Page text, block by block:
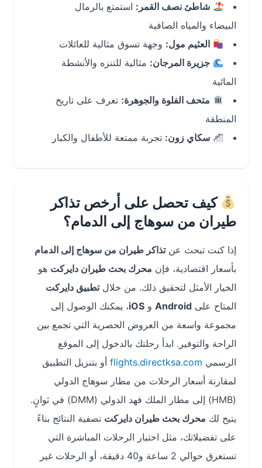
شاطئ نصف القمر:استمتع بالرمال
البيضاء والمياه الصافية
العثيم مول:وجهة تسوق مثالية للعائلات
جزيرة المرجان:مثالية للتنزه والأنشطة
متحف الفلوة والجوهرة:تعرف على تاريخ
المنطقة
سكاي زون:تجربة ممتعة للأطفال والكبار
كيف تحصل على أرخص تذاكر
طيران من سوهاج إلى الدمام؟
إذا كنت تبحث عنتذاكر طيران من سوهاج إلى الدمام
بأسعار اقتصادية، فإنمحرك بحث طيران دايركتهو
الخيار الأمثل لتحقيق ذلك. من خلال تطبيق دايركت
المتاح علىAndroidوiOS ، يمكنك الوصول إلى
مجموعة واسعة من العروض الحصرية التي تجمع بين
الراحة والتوفير. ابدأ رحلتك بالدخول إلى الموقع
الرسمي flights.directksa.comأو بتنزيل التطبيق
لمقارنة أسعار الرحلات من مطار سوهاج الدولي
(HMB) إلى مطار الملك فهد الدولي (DMM) في ثوانٍ.
يتيح لكمحرك بحث طيران دايركتتصفية النتائج بناءً
على تفضيلاتك، مثل اختيار الرحلات المباشرة التي
تستغرق حوالي 2 ساعة و40 دقيقة، أو الرحلات غير